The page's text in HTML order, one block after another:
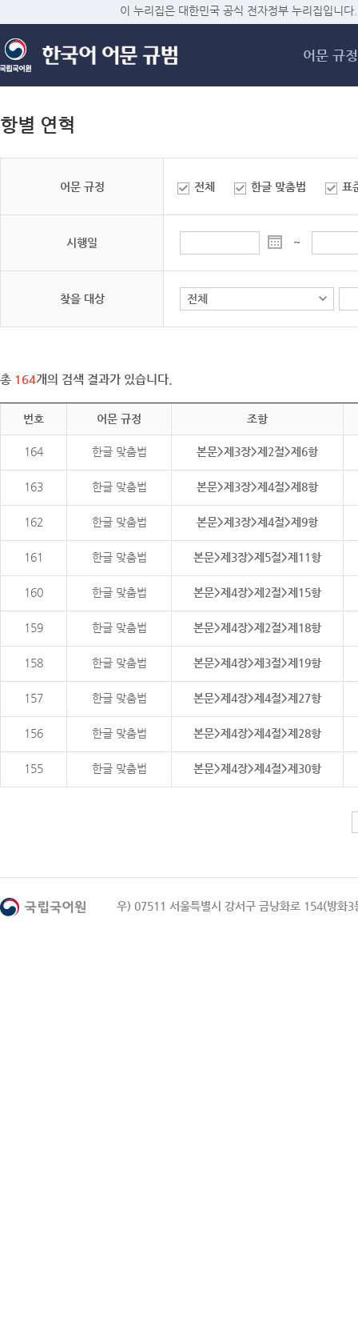
메
이 누리집은 대한민국 공식 전자정부 누리집입니다.
어문 규정
항별 연혁
어문 규정 전체 한글 맞춤법 표
시행일 ~
찾을 대상
총 164개의 검색 결과가 있습니다.
번호 어문 규정 조항
164 한글 맞춤법 본문>제3장>제2절>제6항
163 한글 맞춤법 본문>제3장>제4절>제8항
162 한글 맞춤법 본문>제3장>제4절>제9항
161 한글 맞춤법 본문>제3장>제5절>제11항
160 한글 맞춤법 본문>제4장>제2절>제15항
159 한글 맞춤법 본문>제4장>제2절>제18항
158 한글 맞춤법 본문>제4장>제3절>제19항
157 한글 맞춤법 본문>제4장>제4절>제27항
156 한글 맞춤법 본문>제4장>제4절>제28항
155 한글 맞춤법 본문>제4장>제4절>제30항
우) 07511 서울특별시 강서구 금낭화로 154(방화3